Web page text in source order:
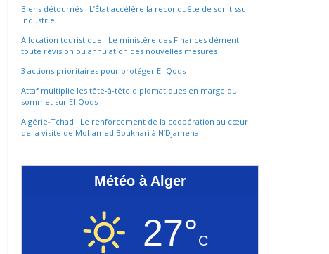
Biens détournés : L’État accélère la reconquête de son tissu
industriel
Allocation touristique : Le ministère des Finances dément
toute révision ou annulation des nouvelles mesures
3 actions prioritaires pour protéger El-Qods
Attaf multiplie les tête-à-tête diplomatiques en marge du
sommet sur El-Qods
Algérie-Tchad : Le renforcement de la coopération au cœur
de la visite de Mohamed Boukhari à N’Djamena
Météo à Alger
27°C